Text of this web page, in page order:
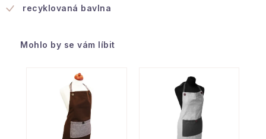
recyklovaná bavlna
Mohlo by se vám líbit